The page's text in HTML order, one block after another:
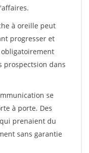
à oreille peut
progresser et
prospectsion dans
se
à porte. Des
prenaient du
sans garantie